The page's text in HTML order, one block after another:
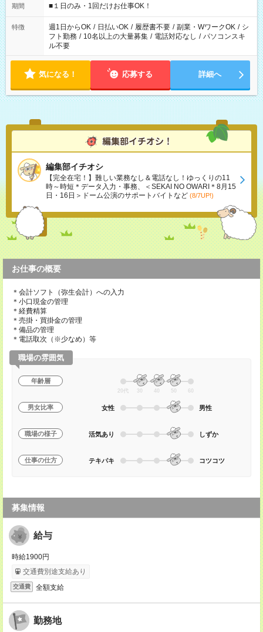
げるお仕事も！ ご希望のお時間に合わせてご紹介！ ※シフトは
ください！
期間 ■１日のみ・1回だけお仕事OK！
特徴 週1日からOK / 日払いOK / 履歴書不要 / 副業・WワークOK / シ
フト勤務 / 10名以上の大量募集 / 電話対応なし / パソコンスキ
ル不要
気になる！ 応募する 詳細へ
編集部イチオシ
【完全在宅！】難しい業務なし＆電話なし！ゆっくりの11
時～時短＊データ入力・事務、＜SEKAI NO OWARI＊8月15
日・16日＞ドーム公演のサポートバイトなど (8/7UP!)
お仕事の概要
＊会計ソフト（弥生会計）への入力
＊小口現金の管理
＊経費精算
＊売掛・買掛金の管理
＊備品の管理
＊電話取次（※少なめ）等
職場の雰囲気
年齢層
20代 30 40 50 60
男女比率 女性 男性
職場の様子 活気あり しずか
仕事の仕方 テキパキ コツコツ
募集情報
給与
時給1900円
交通費別途支給あり
交通費 全額支給
勤務地